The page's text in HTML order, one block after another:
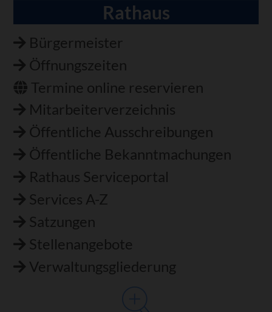
Rathaus
Bürgermeister
Öffnungszeiten
Termine online reservieren
Mitarbeiterverzeichnis
Öffentliche Ausschreibungen
Öffentliche Bekanntmachungen
Rathaus Serviceportal
Services A-Z
Satzungen
Stellenangebote
Verwaltungsgliederung